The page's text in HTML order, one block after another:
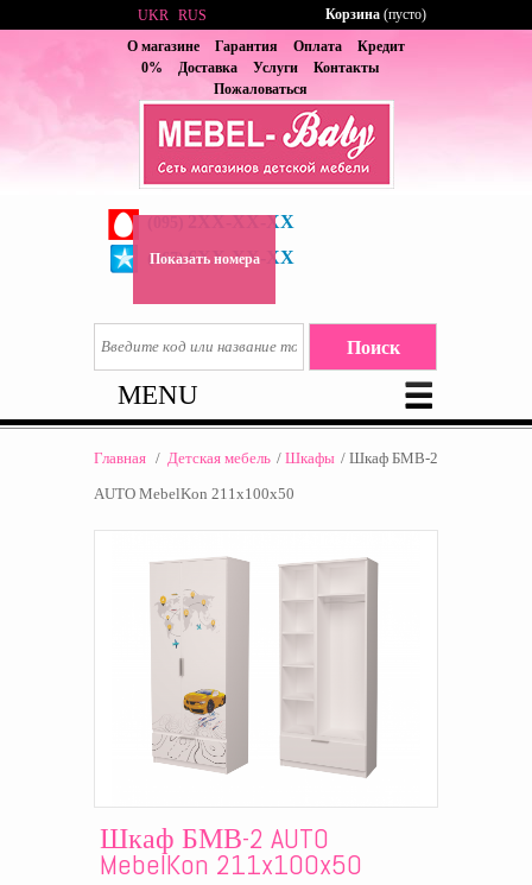
О магазине Гарантия Оплата
Кредит
0%
Доставка Услуги
Контакты
Пожаловаться
2XX-XX-XX
(067) 6XX-XX-XX
Показать номера
UKR RUS Корзина (пусто)
MENU
Главная / Детская мебель / Шкафы / Шкаф БМВ-2
AUTO MebelKon 211x100x50
Шкаф БМВ-2 AUTO
MebelKon 211x100x50